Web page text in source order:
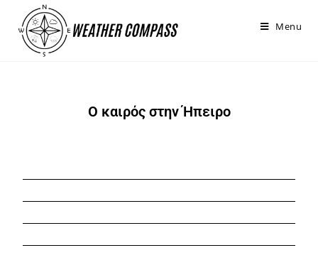
περιεχόμενο
Menu
Ο καιρός στην Ήπειρο